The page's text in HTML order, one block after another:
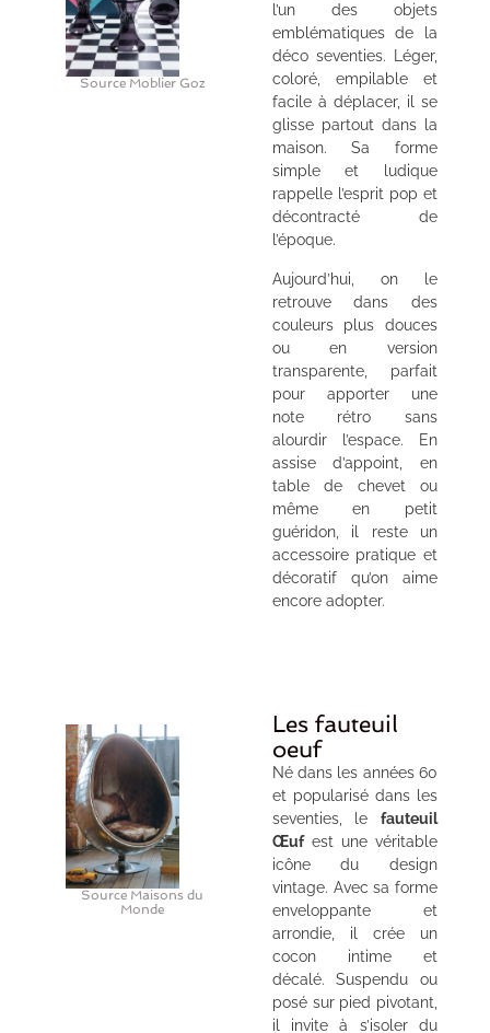
l’un des objets
emblématiques de la
déco seventies. Léger,
coloré, empilable et
facile à déplacer, il se
glisse partout dans la
maison. Sa forme
simple et ludique
rappelle l’esprit pop et
décontracté de
l’époque.
Aujourd’hui, on le
retrouve dans des
couleurs plus douces
ou en version
transparente, parfait
pour apporter une
note rétro sans
alourdir l’espace. En
assise d’appoint, en
table de chevet ou
même en petit
guéridon, il reste un
accessoire pratique et
décoratif qu’on aime
encore adopter.
Source Moblier Goz
Source Maisons du
Monde
Les fauteuil
oeuf
Né dans les années 60
et popularisé dans les
seventies, le fauteuil
Œufest une véritable
icône du design
vintage. Avec sa forme
enveloppante et
arrondie, il crée un
cocon intime et
décalé. Suspendu ou
posé sur pied pivotant,
il invite à s’isoler du